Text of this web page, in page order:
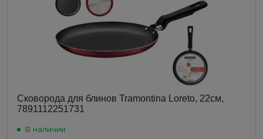
Сковорода для блинов Tramontina Loreto, 22см,
7891112251731
В наличии